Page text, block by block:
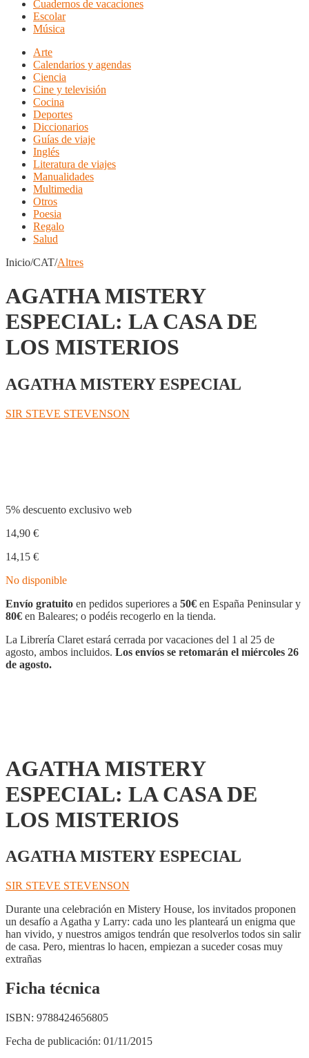
Cuadernos de vacaciones
Escolar
Música
Arte
Calendarios y agendas
Ciencia
Cine y televisión
Cocina
Deportes
Diccionarios
Guías de viaje
Inglés
Literatura de viajes
Manualidades
Multimedia
Otros
Poesia
Regalo
Salud
Inicio/CAT/Altres
AGATHA MISTERY
ESPECIAL: LA CASA DE
LOS MISTERIOS
AGATHA MISTERY ESPECIAL
SIR STEVE STEVENSON
5% descuento exclusivo web
14,90 €
14,15 €
No disponible
Envío gratuito en pedidos superiores a 50€ en España Peninsular y
80€ en Baleares; o podéis recogerlo en la tienda.
La Librería Claret estará cerrada por vacaciones del 1 al 25 de
agosto, ambos incluidos. Los envíos se retomarán el miércoles 26
de agosto.
AGATHA MISTERY
ESPECIAL: LA CASA DE
LOS MISTERIOS
AGATHA MISTERY ESPECIAL
SIR STEVE STEVENSON
Durante una celebración en Mistery House, los invitados proponen
un desafío a Agatha y Larry: cada uno les planteará un enigma que
han vivido, y nuestros amigos tendrán que resolverlos todos sin salir
de casa. Pero, mientras lo hacen, empiezan a suceder cosas muy
extrañas
Ficha técnica
ISBN: 9788424656805
Fecha de publicación: 01/11/2015